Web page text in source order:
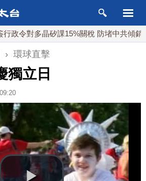
令對多晶矽課15%關稅 防堵中共傾銷
› 環球直擊
獨立日